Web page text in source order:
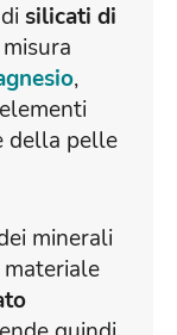
silicati di
,
della pelle
minerali